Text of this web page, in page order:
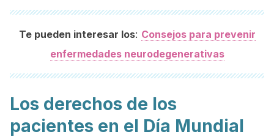
Te pueden interesar los: Consejos para prevenir
enfermedades neurodegenerativas
Los derechos de los
pacientes en el Día Mundial